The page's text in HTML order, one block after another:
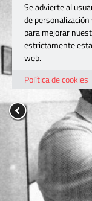
Se advierte al
de
para mejorar
estrictamente
web.
Política de cookies